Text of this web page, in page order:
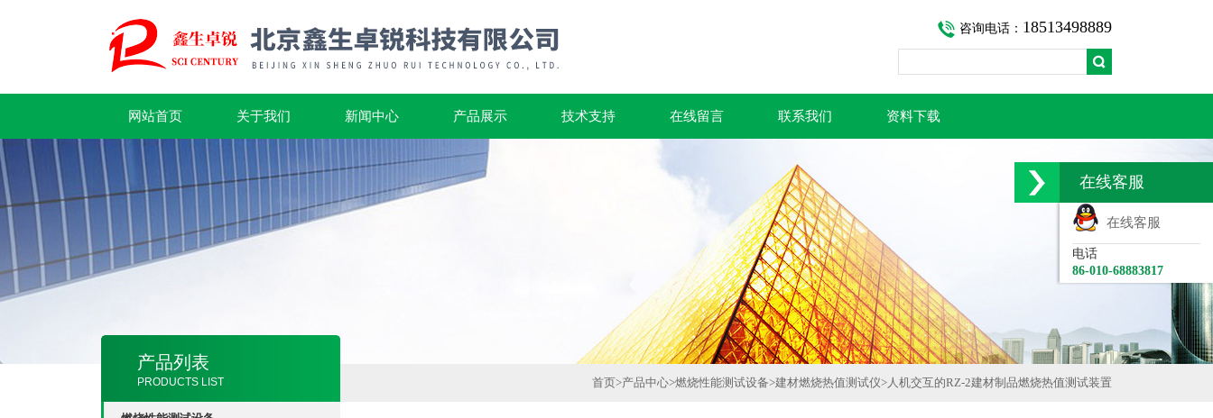
咨询电话： 18513498889
网站首页 关于我们 新闻中心 产品展示 技术支持 在线留言 联系我们 资料下载
产品列表
PRODUCTS LIST 首页>产品中心>燃烧性能测试设备>建材燃烧热值测试仪>人机交互的RZ-2建材制品燃烧热值测试装置
在线客服
在线客服
电话
86-010-68883817